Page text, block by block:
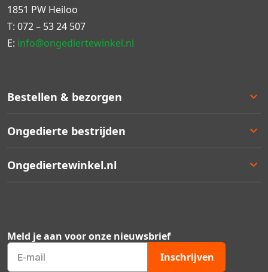
Meld je aan voor onze nieuwsbrief
Inschrijven
Bestellen & bezorgen
Bestellen
Bezorgen
Ongedierte bestrijden
Ongedierte keuzelulp
Ongedierte Blog
Ongediertewinkel.nl
Veelgestelde vragen
Mijn account
1851 PW Heiloo
T: 072 – 53 24 507
E: info@ongediertewinkel.nl